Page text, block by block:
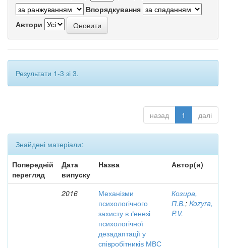
Впорядкування
Автори
Результати 1-3 зі 3.
назад 1 далі
Знайдені матеріали:
Попередній
перегляд
Дата
випуску
Назва Автор(и)
2016
Механізми
психологічного
захисту в ґенезі
психологічної
дезадаптації у
співробітників МВС
Козира,
П.В.; Kozyra,
P.V.